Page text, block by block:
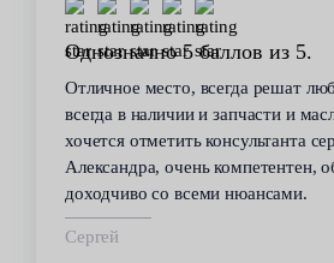
Однозначно 5 баллов из 5.
Отличное место, всегда решат
всегда в наличии и запчасти и
хочется отметить консультанта
Александра, очень компетентен,
доходчиво со всеми нюансами.
Сергей